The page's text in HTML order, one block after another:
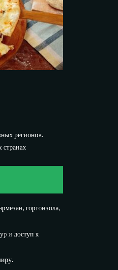
регионов.
странах
горгонзола,
и доступ к